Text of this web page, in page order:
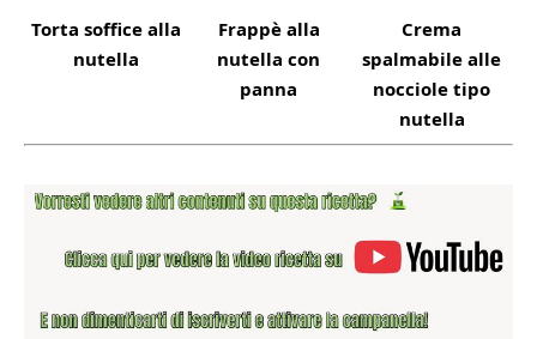
Torta soffice alla
nutella
Frappè alla
nutella con
panna
Crema
spalmabile alle
nocciole tipo
nutella